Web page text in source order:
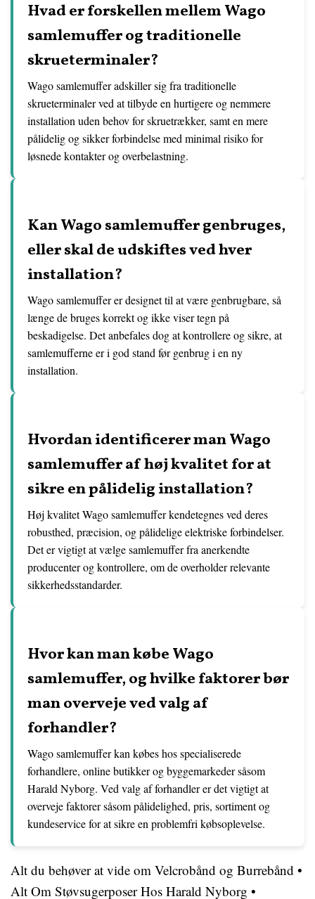
Hvad er forskellen mellem Wago
samlemuffer og traditionelle
skrueterminaler?
Wago samlemuffer adskiller sig fra traditionelle
skrueterminaler ved at tilbyde en hurtigere og nemmere
installation uden behov for skruetrækker, samt en mere
pålidelig og sikker forbindelse med minimal risiko for
løsnede kontakter og overbelastning.
Kan Wago samlemuffer genbruges,
eller skal de udskiftes ved hver
installation?
Wago samlemuffer er designet til at være genbrugbare, så
længe de bruges korrekt og ikke viser tegn på
beskadigelse. Det anbefales dog at kontrollere og sikre, at
samlemufferne er i god stand før genbrug i en ny
installation.
Hvordan identificerer man Wago
samlemuffer af høj kvalitet for at
sikre en pålidelig installation?
Høj kvalitet Wago samlemuffer kendetegnes ved deres
robusthed, præcision, og pålidelige elektriske forbindelser.
Det er vigtigt at vælge samlemuffer fra anerkendte
producenter og kontrollere, om de overholder relevante
sikkerhedsstandarder.
Hvor kan man købe Wago
samlemuffer, og hvilke faktorer bør
man overveje ved valg af
forhandler?
Wago samlemuffer kan købes hos specialiserede
forhandlere, online butikker og byggemarkeder såsom
Harald Nyborg. Ved valg af forhandler er det vigtigt at
overveje faktorer såsom pålidelighed, pris, sortiment og
kundeservice for at sikre en problemfri købsoplevelse.
Alt du behøver at vide om Velcrobånd og Burrebånd •
Alt Om Støvsugerposer Hos Harald Nyborg •